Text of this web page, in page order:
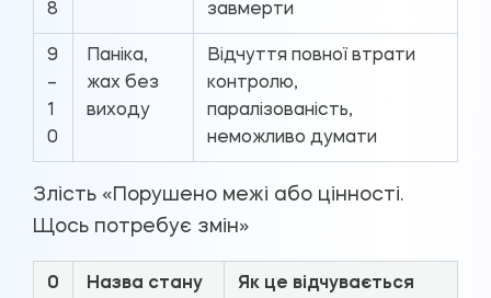
8
завмерти
9
–
1
0
Паніка,
жах без
виходу
Відчуття повної втрати
контролю,
паралізованість,
неможливо думати
Злість «Порушено межі або цінності.
Щось потребує змін»
0 Назва стану Як це відчувається